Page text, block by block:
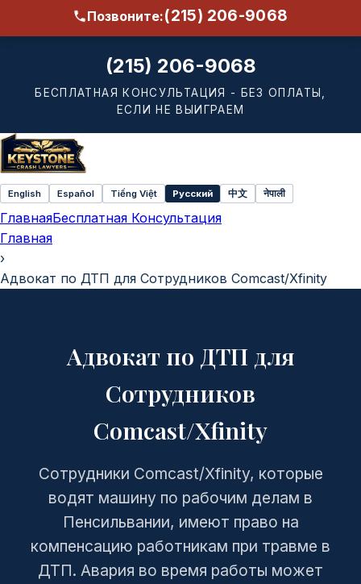
Позвоните:(215) 206-9068
(215) 206-9068
БЕСПЛАТНАЯ КОНСУЛЬТАЦИЯ - БЕЗ ОПЛАТЫ,
ЕСЛИ НЕ ВЫИГРАЕМ
Select
language
English Español Tiếng Việt Русский 中文 नेपाली
ГлавнаяБесплатная Консультация
Главная
›
Адвокат по ДТП для Сотрудников Comcast/Xfinity
Адвокат по ДТП для
Сотрудников
Comcast/Xfinity
Сотрудники Comcast/Xfinity, которые
водят машину по рабочим делам в
Пенсильвании, имеют право на
компенсацию работникам при травме в
ДТП. Авария во время работы может